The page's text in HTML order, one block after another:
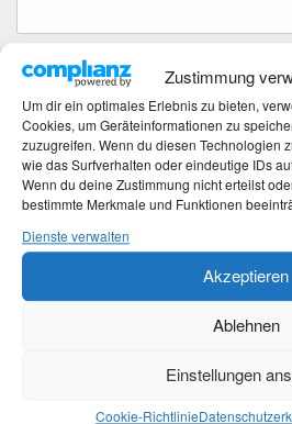
Zustimmung
Um dir ein optimales Erlebnis zu bieten,
Cookies, um Geräteinformationen zu
zuzugreifen. Wenn du diesen Technologien
wie das Surfverhalten oder eindeutige IDs
Wenn du deine Zustimmung nicht erteilst
bestimmte Merkmale und Funktionen
Dienste verwalten
Akzeptieren
Ablehnen
Einstellungen
Cookie-Richtlinie
Beitragsnavigation
← Vorherige
Vorheriger
Beitrag:
Wochenweise Glück KW 27/15
Weiter→Nächster
Beitrag:
Johannisbeer-Gelee von Mutti
Primärer
Moin